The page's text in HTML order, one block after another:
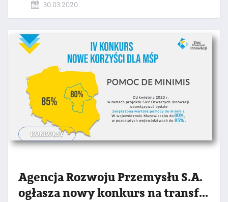
30.03.2020
KONKURSY
Agencja Rozwoju Przemysłu S.A.
ogłasza nowy konkurs na transfer technologii w ramach projektu Sieć Otwartych Innowacji.